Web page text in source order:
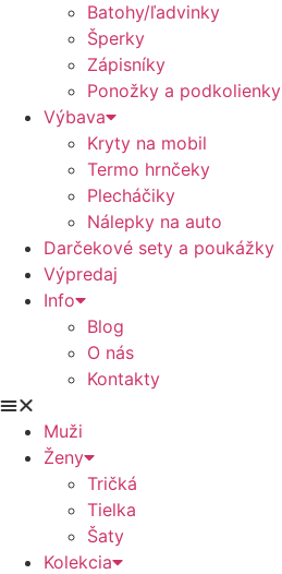
Batohy/ľadvinky
Šperky
Zápisníky
Ponožky a podkolienky
Výbava
Kryty na mobil
Termo hrnčeky
Plecháčiky
Nálepky na auto
Darčekové sety a poukážky
Výpredaj
Info
Blog
O nás
Kontakty
Muži
Ženy
Tričká
Tielka
Šaty
Kolekcia